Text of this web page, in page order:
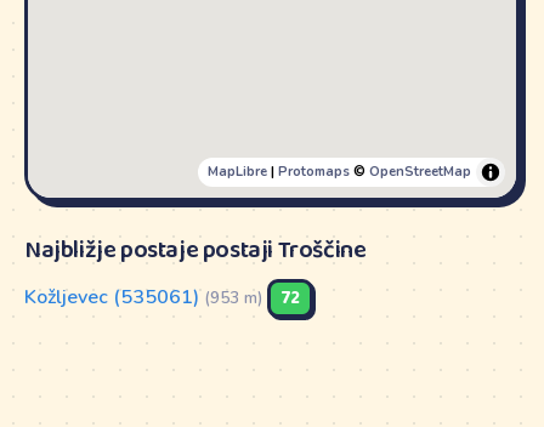
MapLibre| Protomaps© OpenStreetMap
Najbližje postaje postaji Troščine
Kožljevec (535061) (953 m) 72